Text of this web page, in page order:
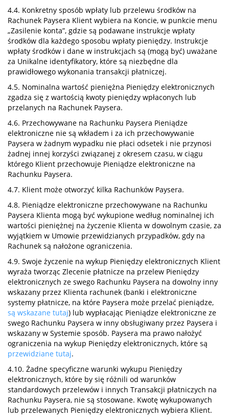
4.4. Konkretny sposób wpłaty lub przelewu środków na
Rachunek Paysera Klient wybiera na Koncie, w punkcie menu
„Zasilenie konta”, gdzie są podawane instrukcje wpłaty
środków dla każdego sposobu wpłaty pieniędzy. Instrukcje
wpłaty środków i dane w instrukcjach są (mogą być) uważane
za Unikalne identyfikatory, które są niezbędne dla
prawidłowego wykonania transakcji płatniczej.
4.5. Nominalna wartość pieniężna Pieniędzy elektronicznych
zgadza się z wartością kwoty pieniędzy wpłaconych lub
przelanych na Rachunek Paysera.
4.6. Przechowywane na Rachunku Paysera Pieniądze
elektroniczne nie są wkładem i za ich przechowywanie
Paysera w żadnym wypadku nie płaci odsetek i nie przynosi
żadnej innej korzyści związanej z okresem czasu, w ciągu
którego Klient przechowuje Pieniądze elektroniczne na
Rachunku Paysera.
4.7. Klient może otworzyć kilka Rachunków Paysera.
4.8. Pieniądze elektroniczne przechowywane na Rachunku
Paysera Klienta mogą być wykupione według nominalnej ich
wartości pieniężnej na życzenie Klienta w dowolnym czasie, za
wyjątkiem w Umowie przewidzianych przypadków, gdy na
Rachunek są nałożone ograniczenia.
4.9. Swoje życzenie na wykup Pieniędzy elektronicznych Klient
wyraża tworząc Zlecenie płatnicze na przelew Pieniędzy
elektronicznych ze swego Rachunku Paysera na dowolny inny
wskazany przez Klienta rachunek (banki i elektroniczne
systemy płatnicze, na które Paysera może przelać pieniądze,
są wskazane tutaj) lub wypłacając Pieniądze elektroniczne ze
swego Rachunku Paysera w inny obsługiwany przez Paysera i
wskazany w Systemie sposób. Paysera ma prawo nałożyć
ograniczenia na wykup Pieniędzy elektronicznych, które są
przewidziane tutaj.
4.10. Żadne specyficzne warunki wykupu Pieniędzy
elektronicznych, które by się różnili od warunków
standardowych przelewów i innych Transakcji płatniczych na
Rachunku Paysera, nie są stosowane. Kwotę wykupowanych
lub przelewanych Pieniędzy elektronicznych wybiera Klient.